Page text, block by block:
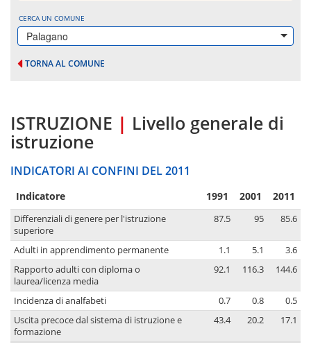
CERCA UN COMUNE
Palagano
TORNA AL COMUNE
ISTRUZIONE | Livello generale di
istruzione
INDICATORI AI CONFINI DEL 2011
Indicatore 1991 2001 2011
Differenziali di genere per l'istruzione
superiore
87.5 95 85.6
Adulti in apprendimento permanente 1.1 5.1
3.6
Rapporto adulti con diploma o
laurea/licenza media
92.1 116.3 144.6
Incidenza di analfabeti 0.7 0.8
0.5
Uscita precoce dal sistema di istruzione e
formazione
43.4 20.2 17.1